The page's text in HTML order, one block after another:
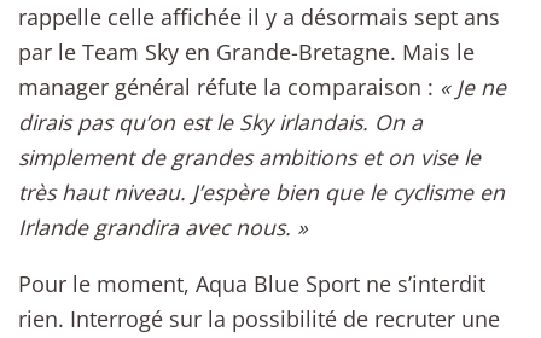
rappelle celle affichée il y a désormais sept ans
par le Team Sky en Grande-Bretagne. Mais le
manager général réfute la comparaison : « Je ne
dirais pas qu’on est le Sky irlandais. On a
simplement de grandes ambitions et on vise le
très haut niveau. J’espère bien que le cyclisme en
Irlande grandira avec nous. »
Pour le moment, Aqua Blue Sport ne s’interdit
rien. Interrogé sur la possibilité de recruter une